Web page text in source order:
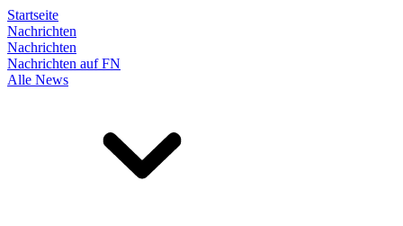
Startseite
Nachrichten
Nachrichten
Nachrichten auf FN
Alle News